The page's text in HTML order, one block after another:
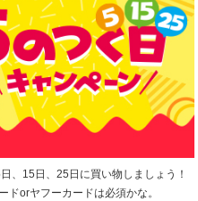
、15日、25日に買い物しましょう！
ドorヤフーカードは必須かな。